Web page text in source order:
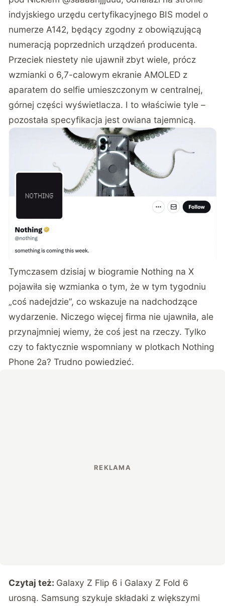
indyjskiego urzędu certyfikacyjnego BIS model o
numerze A142, będący zgodny z obowiązującą
numeracją poprzednich urządzeń producenta.
Przeciek niestety nie ujawnił zbyt wiele, prócz
wzmianki o 6,7-calowym ekranie AMOLED z
aparatem do selfie umieszczonym w centralnej,
górnej części wyświetlacza. I to właściwie tyle –
pozostała specyfikacja jest owiana tajemnicą.
Tymczasem dzisiaj w biogramie Nothing na X
pojawiła się wzmianka o tym, że w tym tygodniu
„coś nadejdzie”, co wskazuje na nadchodzące
wydarzenie. Niczego więcej firma nie ujawniła, ale
przynajmniej wiemy, że coś jest na rzeczy. Tylko
czy to faktycznie wspomniany w plotkach Nothing
Phone 2a? Trudno powiedzieć.
Czytaj też: Galaxy Z Flip 6 i Galaxy Z Fold 6
urosną. Samsung szykuje składaki z większymi